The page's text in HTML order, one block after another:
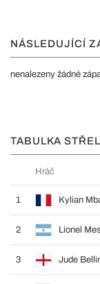
NÁSLEDUJÍCÍ
nenalezeny žádné
TABULKA
Hráč
1 Kylian
2 Lionel
3 Jude